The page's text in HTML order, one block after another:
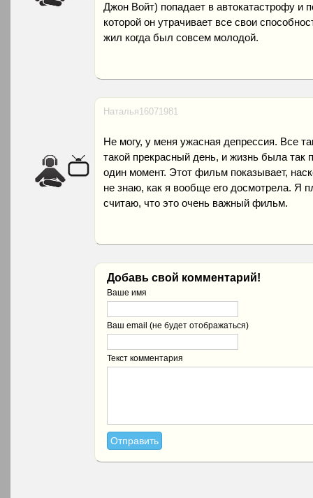
Джон Войт) попадает в автокатастрофу и
которой он утрачивает все свои
жил когда был совсем молодой.
Наталья16071981
Не могу, у меня ужасная депрессия. Все
такой прекрасный день, и жизнь была так
один момент. Этот фильм показывает,
не знаю, как я вообще его досмотрела. Я
считаю, что это очень важный фильм.
Добавь свой комментарий!
Ваше имя
Ваш email (не будет отображаться)
Текст комментария